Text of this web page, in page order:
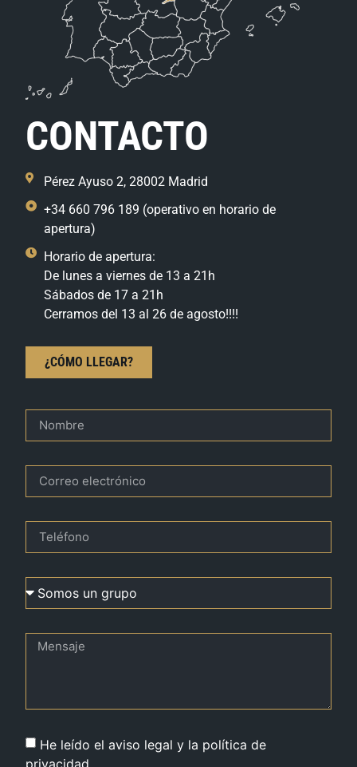
CONTACTO
Pérez Ayuso 2, 28002 Madrid
+34 660 796 189 (operativo en horario de
apertura)
Horario de apertura:
De lunes a viernes de 13 a 21h
Sábados de 17 a 21h
Cerramos del 13 al 26 de agosto!!!!
¿CÓMO LLEGAR?
He leído el aviso legal y la política de
privacidad